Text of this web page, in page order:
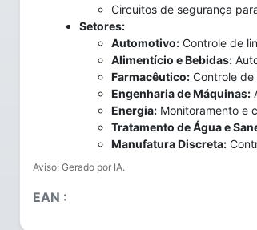
Circuitos de segurança
Setores:
Automotivo: Controle de
Alimentício e Bebidas:
Farmacêutico: Controle de
Engenharia de Máquinas:
Energia: Monitoramento e
Tratamento de Água e
Manufatura Discreta:
Aviso: Gerado por IA.
EAN :